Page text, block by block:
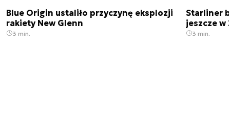
Blue Origin ustaliło przyczynę eksplozji
rakiety New Glenn
3 min.
Starliner
jeszcze w
3 min.